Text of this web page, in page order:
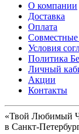
О компании
Доставка
Оплата
Условия
Политика
Личный
Акции
Контакты
«Твой Любимый
в Санкт-